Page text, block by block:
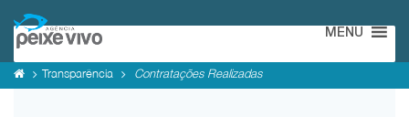
MENU
Transparência Contratações Realizadas